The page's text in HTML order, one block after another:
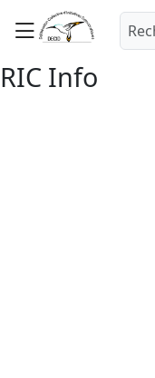
RIC Info